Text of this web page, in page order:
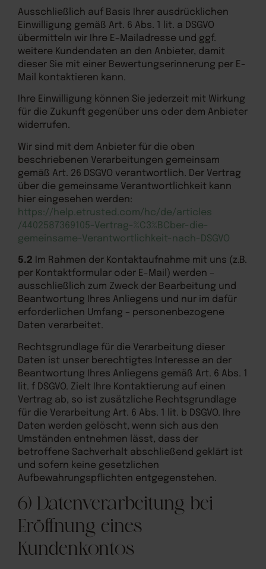
Ausschließlich auf Basis Ihrer ausdrücklichen
Einwilligung gemäß Art. 6 Abs. 1 lit. a DSGVO
übermitteln wir Ihre E-Mailadresse und ggf.
weitere Kundendaten an den Anbieter, damit
dieser Sie mit einer Bewertungserinnerung per E-
Mail kontaktieren kann.
Ihre Einwilligung können Sie jederzeit mit Wirkung
für die Zukunft gegenüber uns oder dem Anbieter
widerrufen.
Wir sind mit dem Anbieter für die oben
beschriebenen Verarbeitungen gemeinsam
gemäß Art. 26 DSGVO verantwortlich. Der Vertrag
über die gemeinsame Verantwortlichkeit kann
hier eingesehen werden:
https://help.etrusted.com/hc/de/articles
/4402587369105-Vertrag-%C3%BCber-die-
gemeinsame-Verantwortlichkeit-nach-DSGVO
5.2 Im Rahmen der Kontaktaufnahme mit uns (z.B.
per Kontaktformular oder E-Mail) werden –
ausschließlich zum Zweck der Bearbeitung und
Beantwortung Ihres Anliegens und nur im dafür
erforderlichen Umfang – personenbezogene
Daten verarbeitet.
Rechtsgrundlage für die Verarbeitung dieser
Daten ist unser berechtigtes Interesse an der
Beantwortung Ihres Anliegens gemäß Art. 6 Abs. 1
lit. f DSGVO. Zielt Ihre Kontaktierung auf einen
Vertrag ab, so ist zusätzliche Rechtsgrundlage
für die Verarbeitung Art. 6 Abs. 1 lit. b DSGVO. Ihre
Daten werden gelöscht, wenn sich aus den
Umständen entnehmen lässt, dass der
betroffene Sachverhalt abschließend geklärt ist
und sofern keine gesetzlichen
Aufbewahrungspflichten entgegenstehen.
6) Datenverarbeitung bei
Eröffnung eines
Kundenkontos